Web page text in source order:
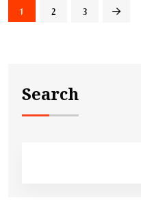
1 2 3
Search